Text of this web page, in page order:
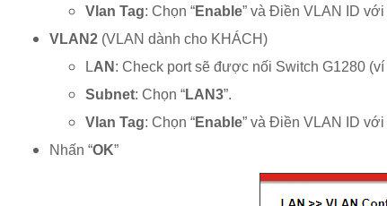
Vlan Tag: Chọn “Enable” và Điền VLAN ID với
VLAN2 (VLAN dành cho KHÁCH)
LAN : Check port sẽ được nối Switch G1280 (ví
Subnet: Chọn “LAN3”.
Vlan Tag: Chọn “Enable” và Điền VLAN ID với
Nhấn “OK”